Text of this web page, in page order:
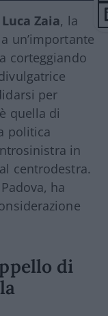
Luca Zaia, la
un’importante
corteggiando
per
quella di
politica
in
centrodestra.
ha
di